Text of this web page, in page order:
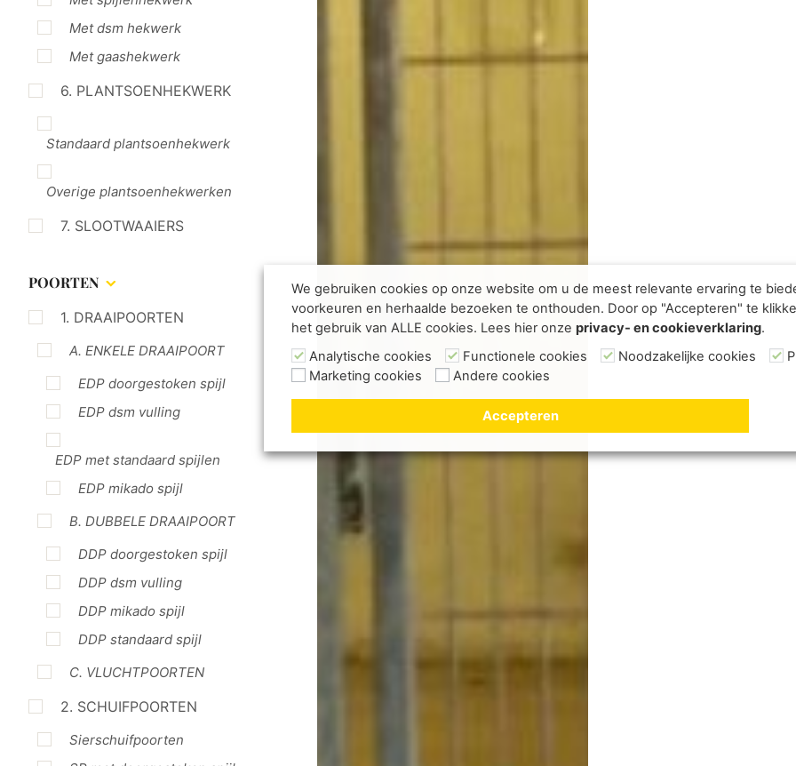
Met dsm hekwerk
Met gaashekwerk
6. PLANTSOENHEKWERK
Standaard plantsoenhekwerk
Overige plantsoenhekwerken
7. SLOOTWAAIERS
POORTEN
1. DRAAIPOORTEN
A. ENKELE DRAAIPOORT
EDP doorgestoken spijl
EDP dsm vulling
EDP met standaard spijlen
EDP mikado spijl
B. DUBBELE DRAAIPOORT
DDP doorgestoken spijl
DDP dsm vulling
DDP mikado spijl
DDP standaard spijl
C. VLUCHTPOORTEN
2. SCHUIFPOORTEN
Sierschuifpoorten
We gebruiken cookies op onze website om u de meest relevante ervaring te
voorkeuren en herhaalde bezoeken te onthouden. Door op "Accepteren" te
het gebruik van ALLE cookies. Lees hier onze privacy- en cookieverklaring.
Analytische cookies
Functionele cookies Noodzakelijke cookies
Marketing cookies
Andere cookies
Accepteren